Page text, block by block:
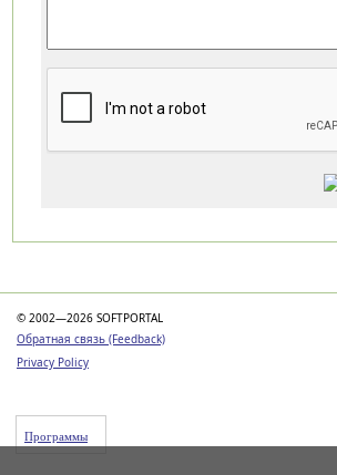
© 2002—2026 SOFTPORTAL
Обратная связь (Feedback)
Privacy Policy
Программы